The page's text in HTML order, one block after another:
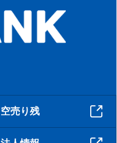
空売り残